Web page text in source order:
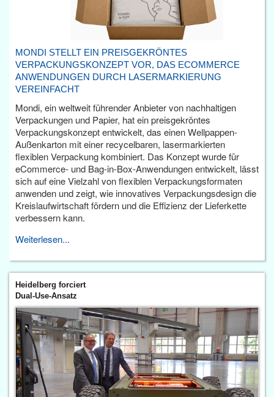
MONDI STELLT EIN PREISGEKRÖNTES
VERPACKUNGSKONZEPT VOR, DAS ECOMMERCE
ANWENDUNGEN DURCH LASERMARKIERUNG
VEREINFACHT
Mondi, ein weltweit führender Anbieter von nachhaltigen
Verpackungen und Papier, hat ein preisgekröntes
Verpackungskonzept entwickelt, das einen Wellpappen-
Außenkarton mit einer recycelbaren, lasermarkierten
flexiblen Verpackung kombiniert. Das Konzept wurde für
eCommerce- und Bag-in-Box-Anwendungen entwickelt, lässt
sich auf eine Vielzahl von flexiblen Verpackungsformaten
anwenden und zeigt, wie innovatives Verpackungsdesign die
Kreislaufwirtschaft fördern und die Effizienz der Lieferkette
verbessern kann.
Weiterlesen...
Heidelberg forciert
Dual-Use-Ansatz